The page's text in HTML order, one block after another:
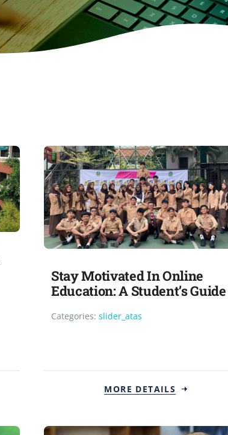
Stay Motivated In Online
Education: A Student’s Guide
Categories: slider_atas
MORE DETAILS